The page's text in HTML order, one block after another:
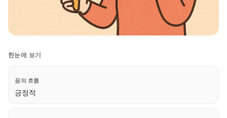
한눈에 보기
꿈의 흐름
긍정적